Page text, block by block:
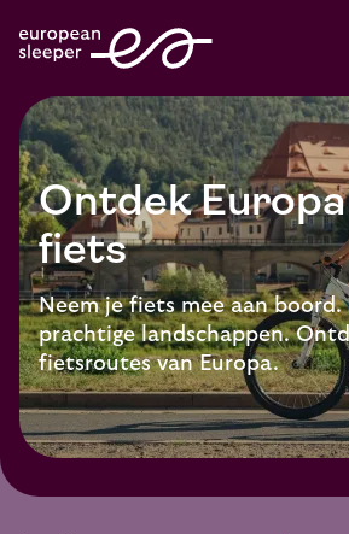
Ontdek
fiets
Neem je fiets mee aan boord.
prachtige landschappen.
fietsroutes van Europa.